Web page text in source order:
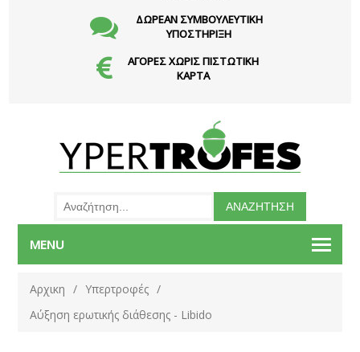
ΔΩΡΕΑΝ ΣΥΜΒΟΥΛΕΥΤΙΚΗ
ΥΠΟΣΤΗΡΙΞΗ
ΑΓΟΡΕΣ ΧΩΡΙΣ ΠΙΣΤΩΤΙΚΗ
ΚΑΡΤΑ
MENU
Αρχικη / Υπερτροφές /
Αύξηση ερωτικής διάθεσης - Libido